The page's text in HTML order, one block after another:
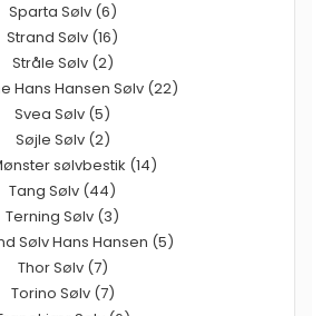
Sparta Sølv (6)
Strand Sølv (16)
Stråle Sølv (2)
Hans Hansen Sølv (22)
Svea Sølv (5)
Søjle Sølv (2)
sølvbestik (14)
Tang Sølv (44)
Terning Sølv (3)
Sølv Hans Hansen (5)
Thor Sølv (7)
Torino Sølv (7)